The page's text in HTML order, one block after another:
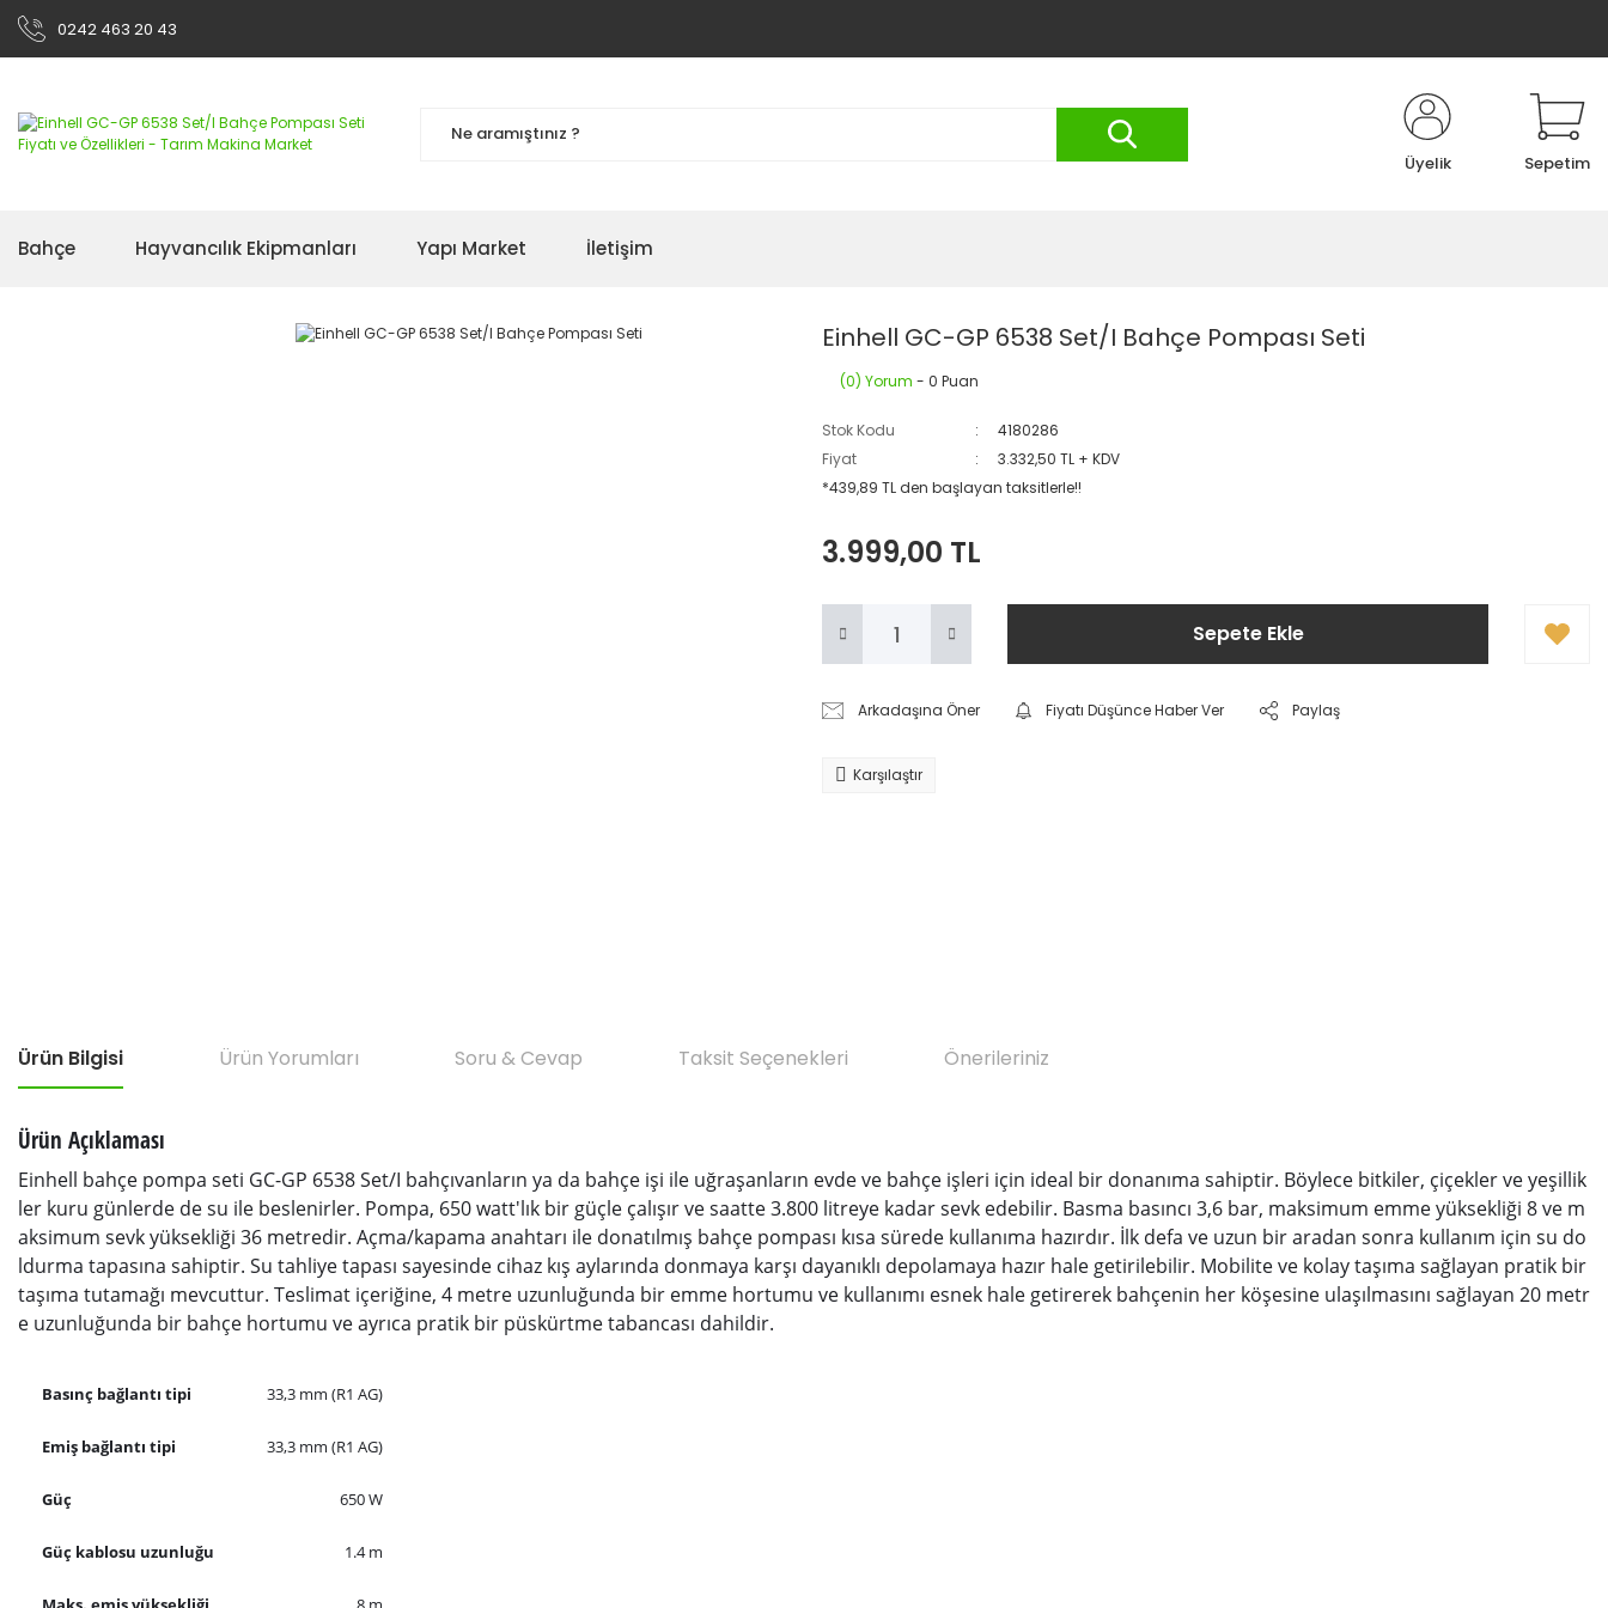
0242 463 20 43
Üyelik Sepetim
Bahçe Hayvancılık Ekipmanları Yapı Market İletişim
Einhell GC-GP 6538 Set/I Bahçe Pompası Seti
(0) Yorum - 0 Puan
Stok Kodu
4180286
Fiyat
3.332,50 TL + KDV
*439,89 TL den başlayan taksitlerle!!
3.999,00 TL
Sepete Ekle
Arkadaşına Öner Fiyatı Düşünce Haber Ver Paylaş
Karşılaştır
Ürün Bilgisi Ürün Yorumları Soru & Cevap Taksit Seçenekleri Önerileriniz
Ürün Açıklaması
Einhell bahçe pompa seti GC-GP 6538 Set/I bahçıvanların ya da bahçe işi ile uğraşanların evde ve bahçe işleri için ideal bir donanıma sahiptir. Böylece bitkiler, çiçekler ve yeşillik
ler kuru günlerde de su ile beslenirler. Pompa, 650 watt'lık bir güçle çalışır ve saatte 3.800 litreye kadar sevk edebilir. Basma basıncı 3,6 bar, maksimum emme yüksekliği 8 ve m
aksimum sevk yüksekliği 36 metredir. Açma/kapama anahtarı ile donatılmış bahçe pompası kısa sürede kullanıma hazırdır. İlk defa ve uzun bir aradan sonra kullanım için su do
ldurma tapasına sahiptir. Su tahliye tapası sayesinde cihaz kış aylarında donmaya karşı dayanıklı depolamaya hazır hale getirilebilir. Mobilite ve kolay taşıma sağlayan pratik bir
taşıma tutamağı mevcuttur. Teslimat içeriğine, 4 metre uzunluğunda bir emme hortumu ve kullanımı esnek hale getirerek bahçenin her köşesine ulaşılmasını sağlayan 20 metr
e uzunluğunda bir bahçe hortumu ve ayrıca pratik bir püskürtme tabancası dahildir.
Basınç bağlantı tipi 33,3 mm (R1 AG)
Emiş bağlantı tipi 33,3 mm (R1 AG)
Güç 650 W
Güç kablosu uzunluğu 1.4 m